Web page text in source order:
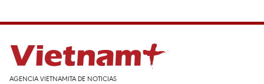
AGENCIA VIETNAMITA DE NOTICIAS